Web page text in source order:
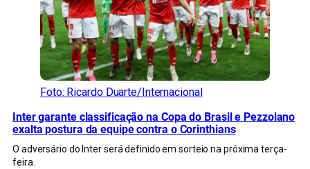
Foto: Ricardo Duarte/Internacional
Inter garante classificação na Copa do Brasil e Pezzolano
exalta postura da equipe contra o Corinthians
O adversário do Inter será definido em sorteio na próxima terça-
feira.